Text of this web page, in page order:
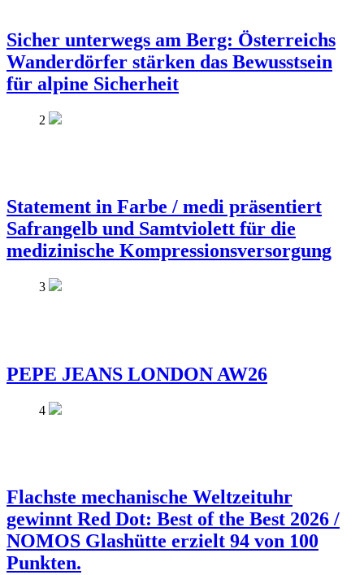
Sicher unterwegs am Berg: Österreichs
Wanderdörfer stärken das Bewusstsein
für alpine Sicherheit
2
Statement in Farbe / medi präsentiert
Safrangelb und Samtviolett für die
medizinische Kompressionsversorgung
3
PEPE JEANS LONDON AW26
4
Flachste mechanische Weltzeituhr
gewinnt Red Dot: Best of the Best 2026 /
NOMOS Glashütte erzielt 94 von 100
Punkten.